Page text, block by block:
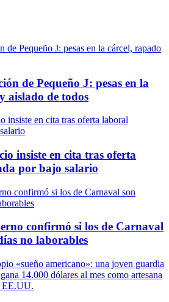
de Pequeño J: pesas en la
aislado de todos
insiste en cita tras oferta
por bajo salario
confirmó si los de Carnaval
no laborables